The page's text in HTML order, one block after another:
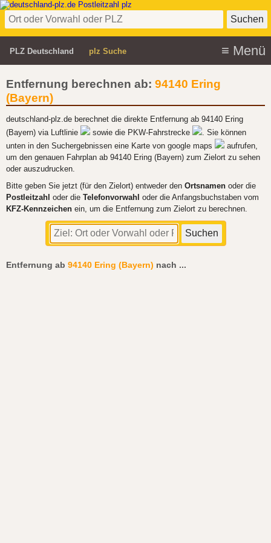
PLZ Deutschland plz Suche
Entfernung berechnen ab: 94140 Ering
(Bayern)
deutschland-plz.de berechnet die direkte Entfernung ab 94140 Ering
(Bayern) via Luftlinie
sowie die PKW-Fahrstrecke
. Sie können
unten in den Suchergebnissen eine Karte von google maps
aufrufen,
um den genauen Fahrplan ab 94140 Ering (Bayern) zum Zielort zu sehen
oder auszudrucken.
Bitte geben Sie jetzt (für den Zielort) entweder den Ortsnamen oder die
Postleitzahl oder die Telefonvorwahl oder die Anfangsbuchstaben vom
KFZ-Kennzeichen ein, um die Entfernung zum Zielort zu berechnen.
Entfernung ab 94140 Ering (Bayern) nach ...